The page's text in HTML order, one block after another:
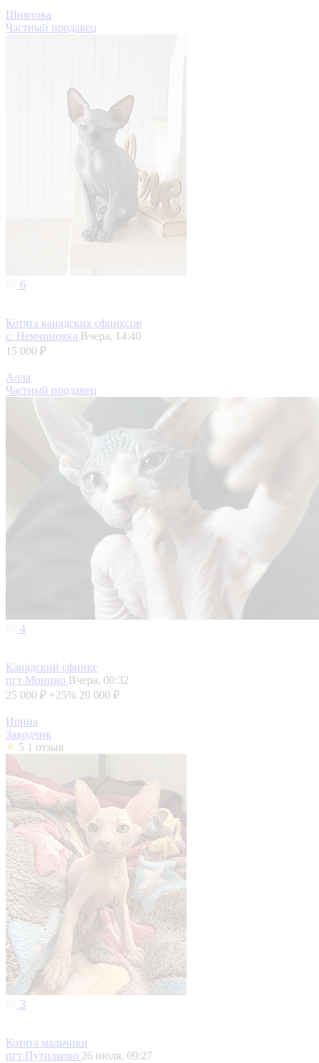
Шиянова
Частный продавец
6
Котята канадских сфинксов
с. Немчиновка Вчера, 14:40
15 000 ₽
Алла
Частный продавец
4
Канадский сфинкс
пгт Монино Вчера, 08:32
25 000 ₽ +25% 20 000 ₽
Ирина
Заводчик
5 1 отзыв
3
Котята мальчики
пгт Путилково 26 июля, 09:27